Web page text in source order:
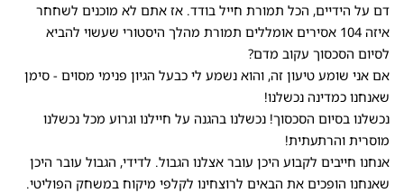
דם על הידיים, הכל תמורת חייל בודד. אז אתם לא מוכנים לשחחר
איזה 104 אסירים אומללים תמורת מהלך היסטורי שעשוי להביא
לסיום הסכסוך עקוב מדם?
אם אני שומע טיעון זה, והוא נשמע לי כבעל הגיון פנימי מסוים - סימן
שאנחנו כמדינה נכשלנו!
נכשלנו בסיום הסכסוך! נכשלנו בהגנה על חיילנו וגרוע מכל נכשלנו
מוסרית והרתעתית!
אנחנו חייבים לקבוע היכן עובר אצלנו הגבול. לדידי, הגבול עובר היכן
שאנחנו הופכים את הבאים לרוצחינו לקלפי מיקוח במשחק הפוליטי.